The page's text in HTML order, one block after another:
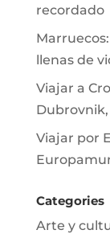
recordado
llenas de
Viajar a
Dubrovnik,
Viajar por
Categories
Arte y